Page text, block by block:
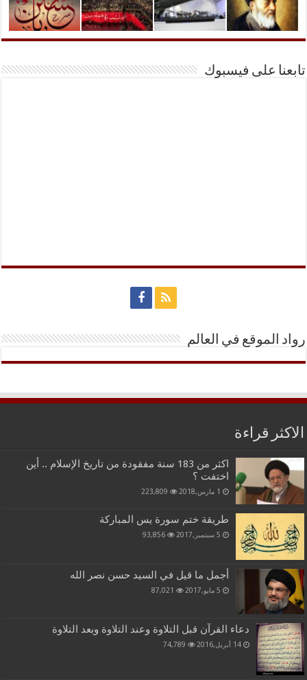
تابعنا على فيسبوك
رواد الموقع في العالم
الاكثر قراءة
اكثر من 183 سنة مفقودة من تاريخ الإسلام .. أين
اختفت ؟
1 مارس,2018 223,809
طريقة ختم سورة يس المباركة
5 سبتمبر,2017 93,856
أجمل ما قيل في السيد حسن نصر الله
5 مايو,2017 87,021
دعاء القرآن قبل التلاوة وعند التلاوة وبعد التلاوة
14 أبريل,2016 74,789